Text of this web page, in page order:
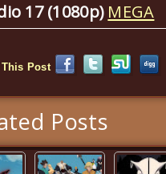
17 (1080p) MEGA
Post
Posts